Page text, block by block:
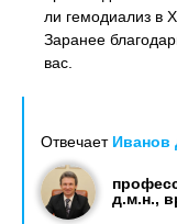
ли гемодиализ в
Заранее
вас.
Отвечает Иванов
д.м.н.,